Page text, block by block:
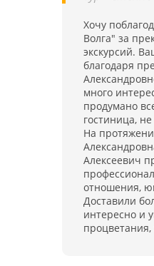
Хочу
Волга" за
экскурсий.
благодаря
много
продумано
гостиница,
На
Алексеевич
отношения,
Доставили
интересно и